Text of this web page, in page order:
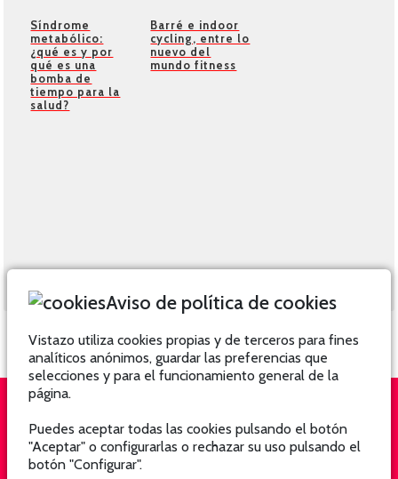
Síndrome
metabólico:
¿qué es y por
qué es una
bomba de
tiempo para la
salud?
Barré e indoor
cycling, entre lo
nuevo del
mundo fitness
QUIÉNES SOMOS SUSCRÍBETE
Aviso de política de cookies
Vistazo utiliza cookies propias y de terceros para fines
analíticos anónimos, guardar las preferencias que
selecciones y para el funcionamiento general de la
página.
Puedes aceptar todas las cookies pulsando el botón
"Aceptar" o configurarlas o rechazar su uso pulsando el
botón "Configurar".